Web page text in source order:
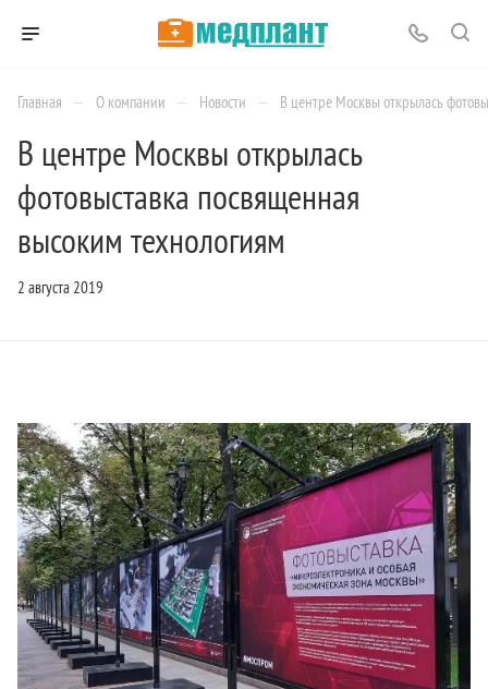
Главная — О компании — Новости — В центре Москвы открылась
В центре Москвы открылась
фотовыставка посвященная
высоким технологиям
2 августа 2019